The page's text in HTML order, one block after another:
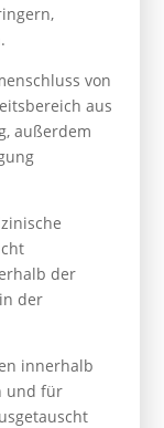
von
aus
außerdem
der
der
innerhalb
und für